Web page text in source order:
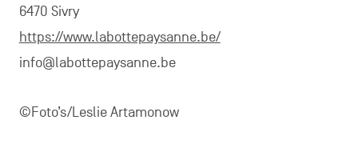
6470 Sivry
https://www.labottepaysanne.be/
info@labottepaysanne.be
©Foto’s/Leslie Artamonow